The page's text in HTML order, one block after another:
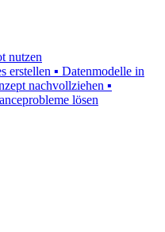
nutzen
erstellen ▪ Datenmodelle in
nachvollziehen ▪
lösen